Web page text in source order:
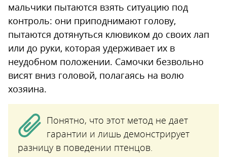
мальчики пытаются взять ситуацию под
контроль: они приподнимают голову,
пытаются дотянуться клювиком до своих лап
или до руки, которая удерживает их в
неудобном положении. Самочки безвольно
висят вниз головой, полагаясь на волю
хозяина.
Понятно, что этот метод не дает
гарантии и лишь демонстрирует
разницу в поведении птенцов.